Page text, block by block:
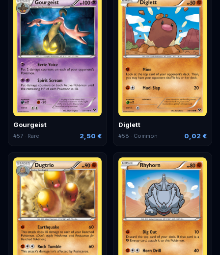
Gourgeist
#57 · Rare 2,50 €
Diglett
#58 · Common 0,02 €